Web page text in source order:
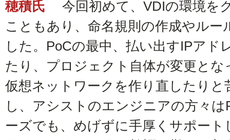
穂積氏
今回初めて、VDIの環境を
こともあり、命名規則の作成やル
した。PoCの最中、払い出すIPアド
たり、プロジェクト自体が変更とな
仮想ネットワークを作り直したり
し、アシストのエンジニアの方々
ーズでも、めげずに手厚くサポー